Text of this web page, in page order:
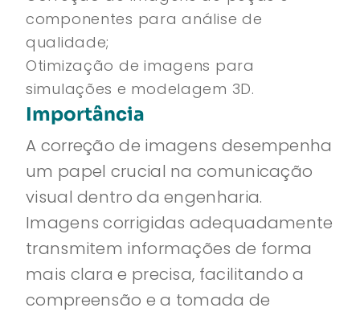
componentes para análise de
qualidade;
Otimização de imagens para
simulações e modelagem 3D.
Importância
A correção de imagens desempenha
um papel crucial na comunicação
visual dentro da engenharia.
Imagens corrigidas adequadamente
transmitem informações de forma
mais clara e precisa, facilitando a
compreensão e a tomada de